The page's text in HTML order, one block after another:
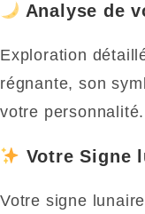
Analyse de
Exploration
régnante, son
votre personnalité.
Votre Signe
Votre signe